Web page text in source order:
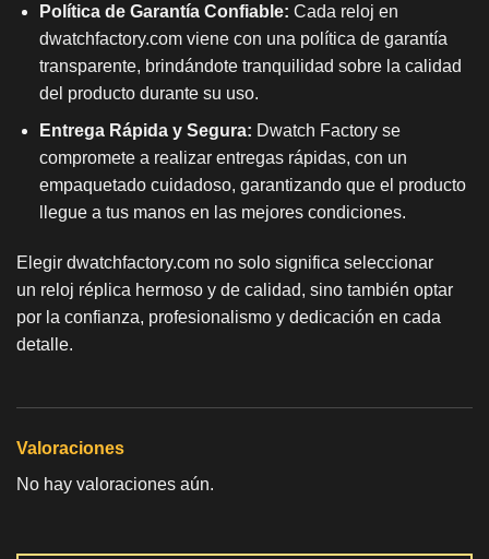
Política de Garantía Confiable: Cada reloj en
dwatchfactory.com viene con una política de garantía
transparente, brindándote tranquilidad sobre la calidad
del producto durante su uso.
Entrega Rápida y Segura: Dwatch Factory se
compromete a realizar entregas rápidas, con un
empaquetado cuidadoso, garantizando que el producto
llegue a tus manos en las mejores condiciones.
Elegir dwatchfactory.com no solo significa seleccionar
un reloj réplica hermoso y de calidad, sino también optar
por la confianza, profesionalismo y dedicación en cada
detalle.
Valoraciones
No hay valoraciones aún.